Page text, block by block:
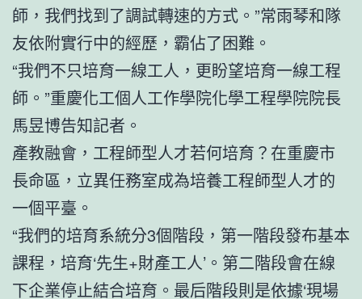
師，我們找到了調試轉速的方式。”常雨琴和隊
友依附實行中的經歷，霸佔了困難。
“我們不只培育一線工人，更盼望培育一線工程
師。”重慶化工個人工作學院化學工程學院院長
馬昱博告知記者。
產教融會，工程師型人才若何培育？在重慶市
長命區，立異任務室成為培養工程師型人才的
一個平臺。
“我們的培育系統分3個階段，第一階段發布基本
課程，培育‘先生+財產工人’。第二階段會在線
下企業停止結合培育。最后階段則是依據‘現場